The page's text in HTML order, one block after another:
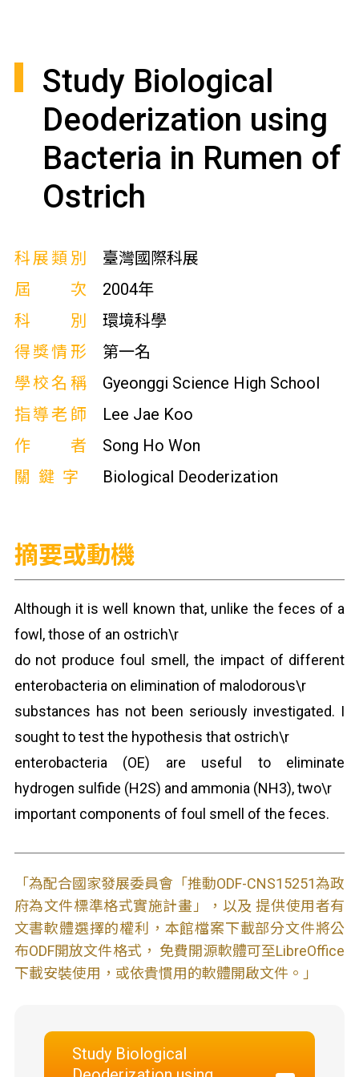
Study Biological
Deoderization using
Bacteria in Rumen of
Ostrich
科展類別
臺灣國際科展
屆次
2004年
科別
環境科學
得獎情形
第一名
學校名稱
Gyeonggi Science High School
指導老師
Lee Jae Koo
作者
Song Ho Won
關鍵字
Biological Deoderization
摘要或動機
Although it is well known that, unlike the feces of a
fowl, those of an ostrich\r
do not produce foul smell, the impact of different
enterobacteria on elimination of malodorous\r
substances has not been seriously investigated. I
sought to test the hypothesis that ostrich\r
enterobacteria (OE) are useful to eliminate
hydrogen sulfide (H2S) and ammonia (NH3), two\r
important components of foul smell of the feces.
「為配合國家發展委員會「推動ODF-CNS15251為政
府為文件標準格式實施計畫」，以及 提供使用者有
文書軟體選擇的權利，本館檔案下載部分文件將公
布ODF開放文件格式， 免費開源軟體可至LibreOffice
下載安裝使用，或依貴慣用的軟體開啟文件。」
Study Biological